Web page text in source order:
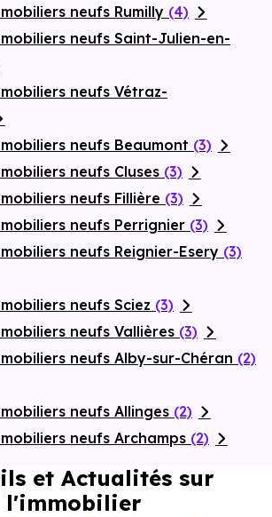
neufs Rumilly (4)
neufs Saint-Julien-en-
neufs Vétraz-
neufs Beaumont (3)
neufs Cluses (3)
neufs Fillière (3)
neufs Perrignier (3)
neufs Reignier-Esery (3)
neufs Sciez (3)
neufs Vallières (3)
neufs Alby-sur-Chéran (2)
neufs Allinges (2)
neufs Archamps (2)
et Actualités sur
l'immobilier